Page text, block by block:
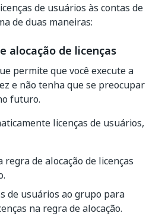
de usuários às contas de
de duas maneiras:
alocação de licenças
permite que você execute a
e não tenha que se preocupar
futuro.
licenças de usuários,
de alocação de licenças
de usuários ao grupo para
na regra de alocação.